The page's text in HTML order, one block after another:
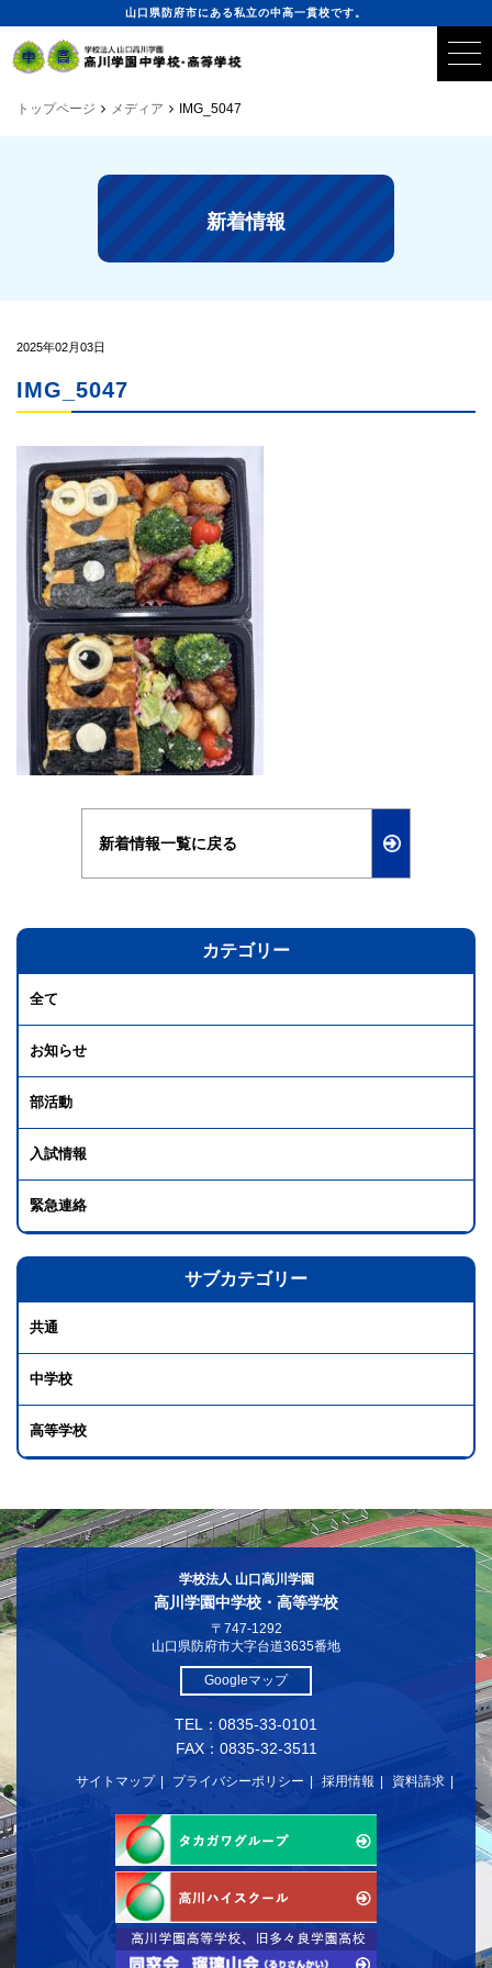
山口県防府市にある私立の中高一貫校です。
トップページ メディア IMG_5047
新着情報
2025年02月03日
IMG_5047
新着情報一覧に戻る
カテゴリー
全て
お知らせ
部活動
入試情報
緊急連絡
サブカテゴリー
共通
中学校
高等学校
学校法人 山口高川学園
高川学園中学校・高等学校
〒747-1292
山口県防府市大字台道3635番地
Googleマップ
TEL：0835-33-0101
FAX：0835-32-3511
サイトマップ プライバシーポリシー 採用情報 資料請求